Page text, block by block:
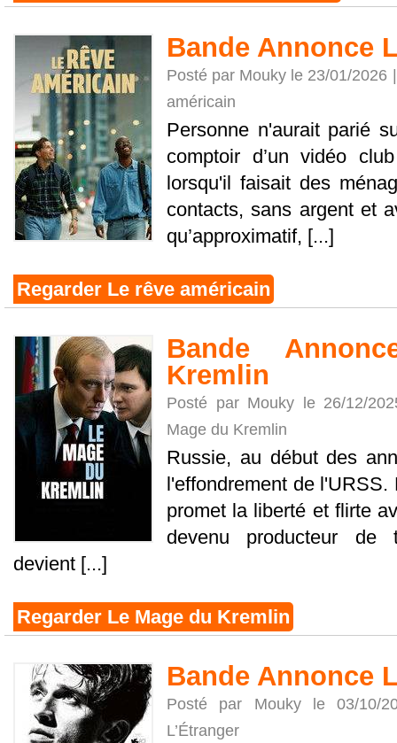
Bande Annonce
Posté par Mouky le 23/01/2026
américain
Personne n'aurait parié
comptoir d’un vidéo
lorsqu'il faisait des
contacts, sans argent et
qu’approximatif, [...]
Regarder Le rêve américain
Bande
Kremlin
Posté par Mouky le 26/12/
Mage du Kremlin
Russie, au début des
l'effondrement de
promet la liberté et flirte
devenu producteur de
devient [...]
Regarder Le Mage du Kremlin
Bande Annonce
Posté par Mouky le 03/10/
L’Étranger